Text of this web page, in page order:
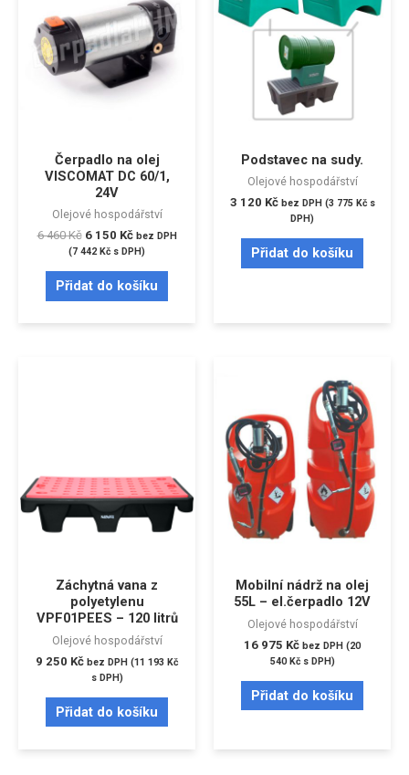
Čerpadlo na olej
VISCOMAT DC 60/1,
24V
Olejové hospodářství
6 460Kč 6 150 Kč bez DPH
(7 442 Kč s DPH)
Přidat do košíku
Podstavec na sudy.
Olejové hospodářství
3 120 Kč bez DPH (3 775 Kčs
DPH)
Přidat do košíku
Záchytná vana z
polyetylenu
VPF01PEES – 120 litrů
Olejové hospodářství
9 250 Kč bez DPH (11 193 Kč
s DPH)
Přidat do košíku
Mobilní nádrž na olej
55L – el.čerpadlo 12V
Olejové hospodářství
16 975 Kč bez DPH (20
540Kčs DPH)
Přidat do košíku